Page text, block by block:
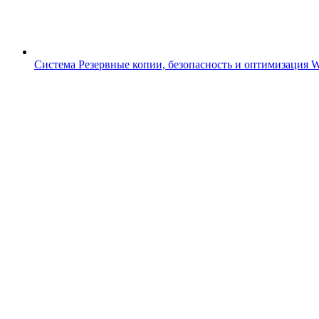
Система Резервные копии, безопасность и оптимизация